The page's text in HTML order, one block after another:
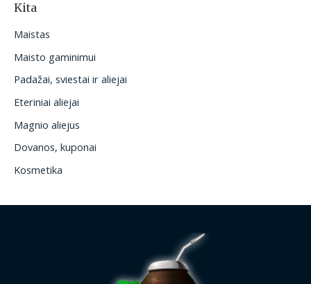
Kita
Maistas
Maisto gaminimui
Padažai, sviestai ir aliejai
Eteriniai aliejai
Magnio aliejus
Dovanos, kuponai
Kosmetika